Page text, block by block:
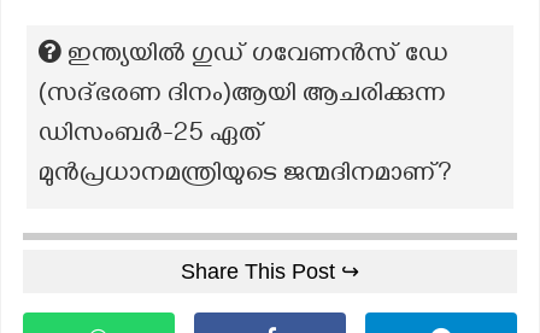
ഇന്ത്യയിൽ ഗുഡ് ഗവേണൻസ് ഡേ
(സദ്ഭരണ ദിനം)ആയി ആചരിക്കുന്ന
ഡിസംബർ-25 ഏത്
മുൻപ്രധാനമന്ത്രിയുടെ ജന്മദിനമാണ്?
Share This Post ↪